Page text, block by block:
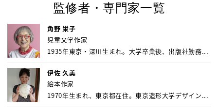
監修者・専門家一覧
角野 栄子
児童文学作家
1935年東京・深川生まれ。大学卒業後、出版社勤務...
伊佐 久美
絵本作家
1970年生まれ、東京都在住。東京造形大学デザイン...